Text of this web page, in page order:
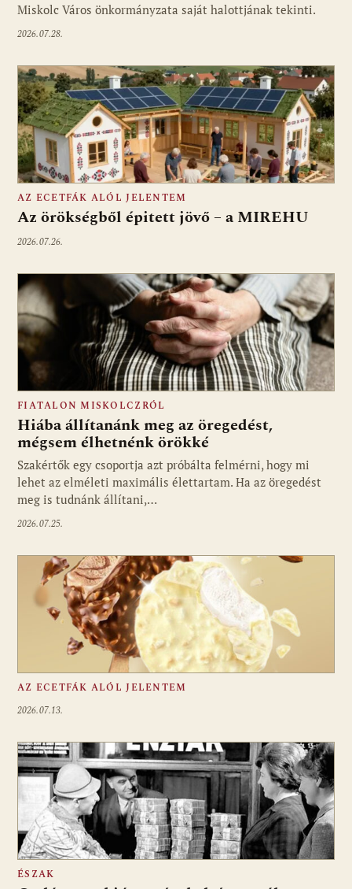
Miskolc Város önkormányzata saját halottjának tekinti.
2026.07.28.
AZ ECETFÁK ALÓL JELENTEM
Az örökségből épitett jövő – a MIREHU
2026.07.26.
FIATALON MISKOLCZRÓL
Hiába állítanánk meg az öregedést,
mégsem élhetnénk örökké
Szakértők egy csoportja azt próbálta felmérni, hogy mi
lehet az elméleti maximális élettartam. Ha az öregedést
meg is tudnánk állítani,…
2026.07.25.
AZ ECETFÁK ALÓL JELENTEM
2026.07.13.
ÉSZAK